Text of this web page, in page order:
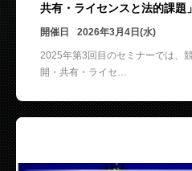
共有・ライセンスと法的課題」
開催日 2026年3月4日(水)
2025年第3回目のセミナーでは、
開・共有・ライセ…